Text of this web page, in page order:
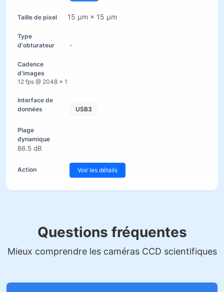
15 µm × 15 µm
-
12 fps @ 2048 × 1
USB3
86.5 dB
Voir les détails
Questions fréquentes
Mieux comprendre les caméras CCD scientifiques